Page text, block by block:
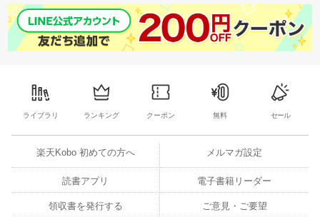
ライブラリ ランキング クーポン 無料 セール
楽天Kobo 初めての方へ メルマガ設定
読書アプリ 電子書籍リーダー
領収書を発行する ご意見・ご要望